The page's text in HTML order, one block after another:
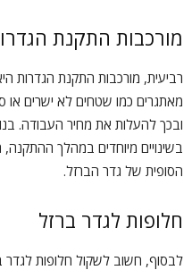
מורכבות התקנת
רביעית, מורכבות התקנת הגדרות
מאתגרים כמו שטחים לא ישרים או
ובכך להעלות את מחיר העבודה.
בשינויים מיוחדים במהלך
הסופית של גדר הברזל.
חלופות לגדר ברזל
לבסוף, חשוב לשקול חלופות לגדר